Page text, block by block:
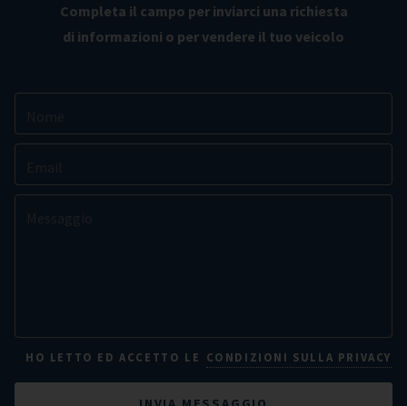
Completa il campo per inviarci una richiesta
di informazioni o per vendere il tuo veicolo
HO LETTO ED ACCETTO LE CONDIZIONI SULLA PRIVACY